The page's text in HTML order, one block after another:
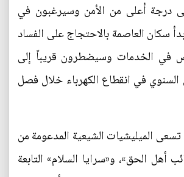
درجة أعلى من الأمن وسيرغبون في
سكان العاصمة بالاحتجاج على الفساد
في الخدمات وسيضطرون قريباً إلى
السنوي في انقطاع الكهرباء خلال فصل
الميليشيات الشيعية المدعومة من
أهل الحق»، و«سرايا السلام» التابعة